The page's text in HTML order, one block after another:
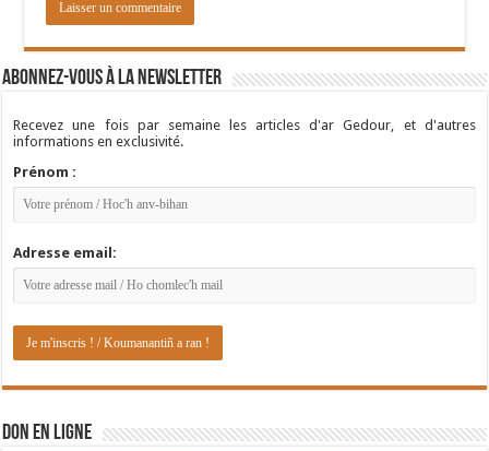
Abonnez-vous à la newsletter
Recevez une fois par semaine les articles d'ar Gedour, et d'autres
informations en exclusivité.
Prénom :
Adresse email:
DON EN LIGNE